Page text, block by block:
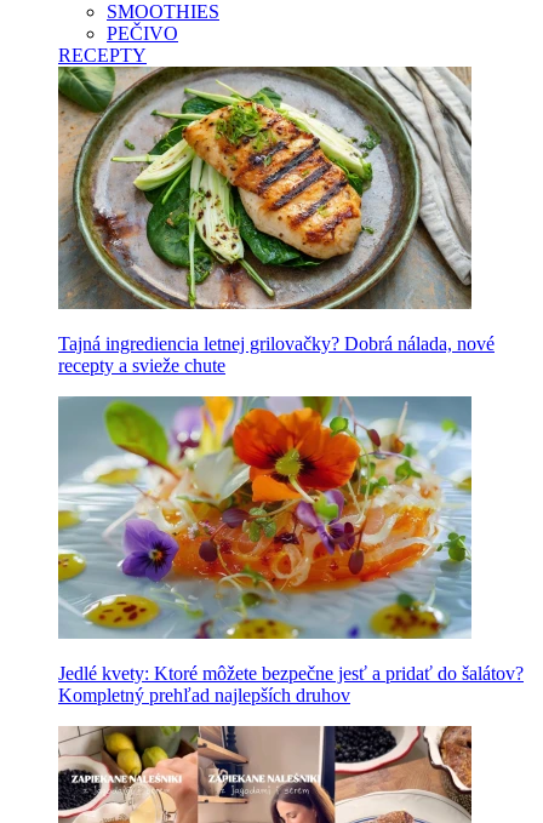
SMOOTHIES
PEČIVO
RECEPTY
Tajná ingrediencia letnej grilovačky? Dobrá nálada, nové
recepty a svieže chute
Jedlé kvety: Ktoré môžete bezpečne jesť a pridať do šalátov?
Kompletný prehľad najlepších druhov